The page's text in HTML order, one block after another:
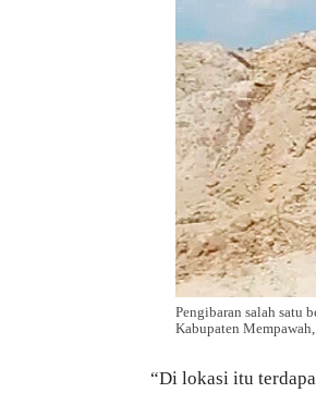
Pengibaran salah satu
Kabupaten
“Di lokasi itu